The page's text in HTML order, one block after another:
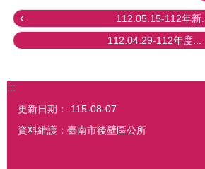
112.05.15-112年新...
112.04.29-112年度...
:::
更新日期：
115-08-07
資料維護：臺南市後壁區公所